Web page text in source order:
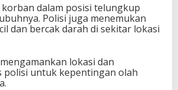
dalam posisi telungkup
Polisi juga menemukan
dan bercak darah di sekitar lokasi
lokasi dan
polisi untuk kepentingan olah